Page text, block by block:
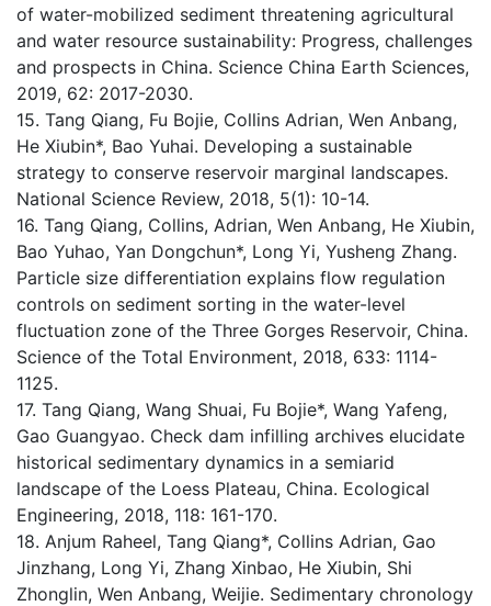
of water-mobilized sediment threatening agricultural
and water resource sustainability: Progress, challenges
and prospects in China. Science China Earth Sciences,
2019, 62: 2017-2030.
15. Tang Qiang, Fu Bojie, Collins Adrian, Wen Anbang,
He Xiubin*, Bao Yuhai. Developing a sustainable
strategy to conserve reservoir marginal landscapes.
National Science Review, 2018, 5(1): 10-14.
16. Tang Qiang, Collins, Adrian, Wen Anbang, He Xiubin,
Bao Yuhao, Yan Dongchun*, Long Yi, Yusheng Zhang.
Particle size differentiation explains flow regulation
controls on sediment sorting in the water-level
fluctuation zone of the Three Gorges Reservoir, China.
Science of the Total Environment, 2018, 633: 1114-
1125.
17. Tang Qiang, Wang Shuai, Fu Bojie*, Wang Yafeng,
Gao Guangyao. Check dam infilling archives elucidate
historical sedimentary dynamics in a semiarid
landscape of the Loess Plateau, China. Ecological
Engineering, 2018, 118: 161-170.
18. Anjum Raheel, Tang Qiang*, Collins Adrian, Gao
Jinzhang, Long Yi, Zhang Xinbao, He Xiubin, Shi
Zhonglin, Wen Anbang, Weijie. Sedimentary chronology